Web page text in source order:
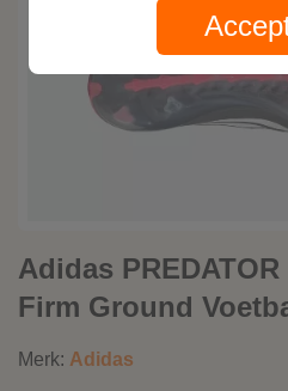
Adidas
Firm Ground
Merk: Adidas